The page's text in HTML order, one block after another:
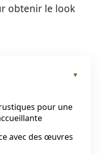
obtenir le look
pour une
avec des œuvres